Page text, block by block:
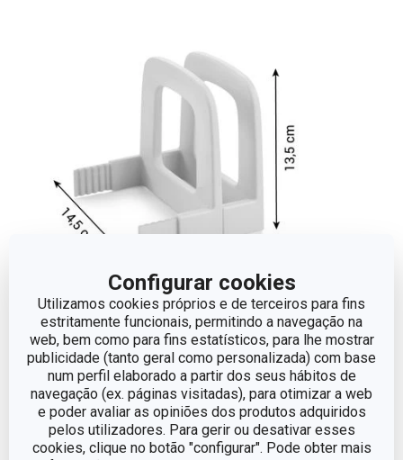
Configurar cookies
Utilizamos cookies próprios e de terceiros para fins
estritamente funcionais, permitindo a navegação na
web, bem como para fins estatísticos, para lhe mostrar
publicidade (tanto geral como personalizada) com base
num perfil elaborado a partir dos seus hábitos de
navegação (ex. páginas visitadas), para otimizar a web
e poder avaliar as opiniões dos produtos adquiridos
pelos utilizadores. Para gerir ou desativar esses
cookies, clique no botão "configurar". Pode obter mais
Dimensões
ALTURA (CM) 13.5
LARGURA (CM) 14.5